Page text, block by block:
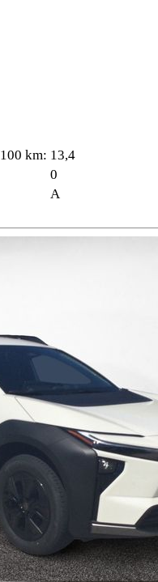
km: 13,4
0
A